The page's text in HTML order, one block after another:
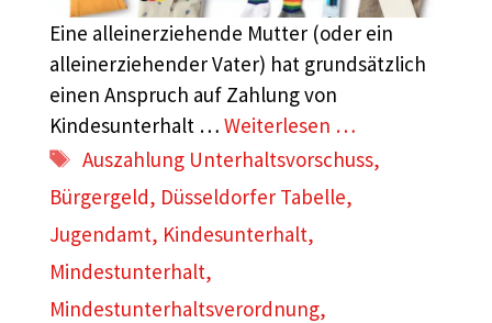
Eine alleinerziehende Mutter (oder ein
alleinerziehender Vater) hat grundsätzlich
einen Anspruch auf Zahlung von
Kindesunterhalt … Weiterlesen …
Schlagwörter
Auszahlung Unterhaltsvorschuss,
Bürgergeld, Düsseldorfer Tabelle,
Jugendamt, Kindesunterhalt,
Mindestunterhalt,
Mindestunterhaltsverordnung,